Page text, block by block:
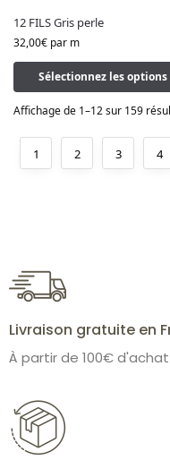
12 FILS Gris perle
32,00€ par m
Sélectionnez les options
Affichage de 1–12 sur 159
1 2 3 4
Livraison gratuite en
À partir de 100€ d'achat